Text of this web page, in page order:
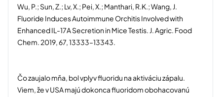
Wu, P.; Sun, Z.; Lv, X.; Pei, X.; Manthari, R.K.; Wang, J.
Fluoride Induces Autoimmune Orchitis Involved with
Enhanced IL-17A Secretion in Mice Testis. J. Agric. Food
Chem. 2019, 67, 13333–13343.
Čo zaujalo mňa, bol vplyv fluoridu na aktiváciu zápalu.
Viem, že v USA majú dokonca fluoridom obohacovanú